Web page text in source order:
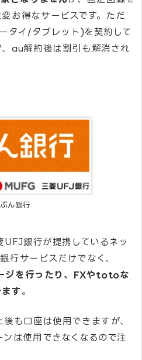
お得なサービスです。ただ
タイ/タブレット)を契約して
au解約後は割引も解消され
ぶん銀行
銀行が提携しているネッ
行サービスだけでなく、
ジを行ったり、FXやtotoな
す 。
も口座は使用できますが、
は使用できなくなるので注